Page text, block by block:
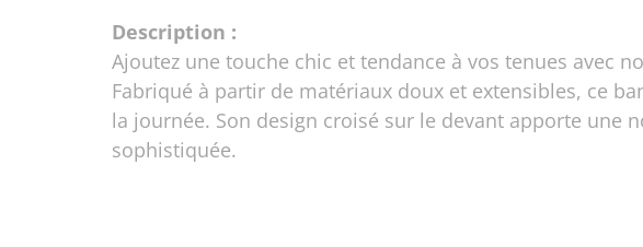
Description :
Ajoutez une touche chic et tendance à vos tenues avec
Fabriqué à partir de matériaux doux et extensibles, ce
la journée. Son design croisé sur le devant apporte une
sophistiquée.